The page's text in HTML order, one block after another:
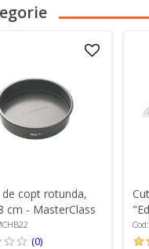
copt rotunda,
cm - MasterClass
(0)